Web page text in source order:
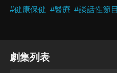
#健康保健 #醫療 #談話性節目
劇集列表